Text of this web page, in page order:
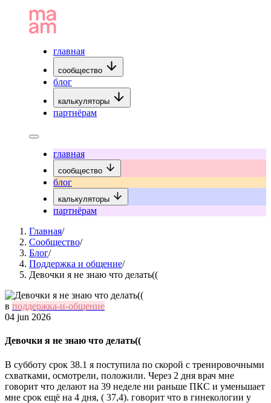
главная
сообщество
блог
калькуляторы
партнёрам
главная
сообщество
блог
калькуляторы
партнёрам
Главная/
Сообщество/
Блог/
Поддержка и общение/
Девочки я не знаю что делать((
в поддержка-и-общение
04 jun 2026
Девочки я не знаю что делать((
В субботу срок 38.1 я поступила по скорой с тренировочными
схватками, осмотрели, положили. Через 2 дня врач мне
говорит что делают на 39 неделе ни раньше ПКС и уменьшает
мне срок ещё на 4 дня, ( 37,4). говорит что в гинекологии у